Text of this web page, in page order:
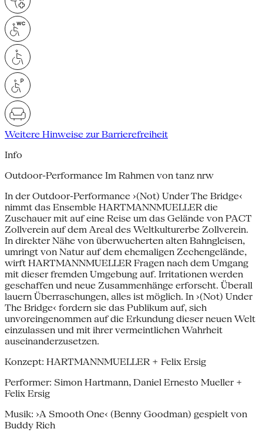
Weitere Hinweise zur Barrierefreiheit
Info
Outdoor-Performance Im Rahmen von tanz nrw
In der Outdoor-Performance ›(Not) Under The Bridge‹
nimmt das Ensemble HARTMANNMUELLER die
Zuschauer mit auf eine Reise um das Gelände von PACT
Zollverein auf dem Areal des Weltkulturerbe Zollverein.
In direkter Nähe von überwucherten alten Bahngleisen,
umringt von Natur auf dem ehemaligen Zechengelände,
wirft HARTMANNMUELLER Fragen nach dem Umgang
mit dieser fremden Umgebung auf. Irritationen werden
geschaffen und neue Zusammenhänge erforscht. Überall
lauern Überraschungen, alles ist möglich. In ›(Not) Under
The Bridge‹ fordern sie das Publikum auf, sich
unvoreingenommen auf die Erkundung dieser neuen Welt
einzulassen und mit ihrer vermeintlichen Wahrheit
auseinanderzusetzen.
Konzept: HARTMANNMUELLER + Felix Ersig
Performer: Simon Hartmann, Daniel Ernesto Mueller +
Felix Ersig
Musik: ›A Smooth One‹ (Benny Goodman) gespielt von
Buddy Rich